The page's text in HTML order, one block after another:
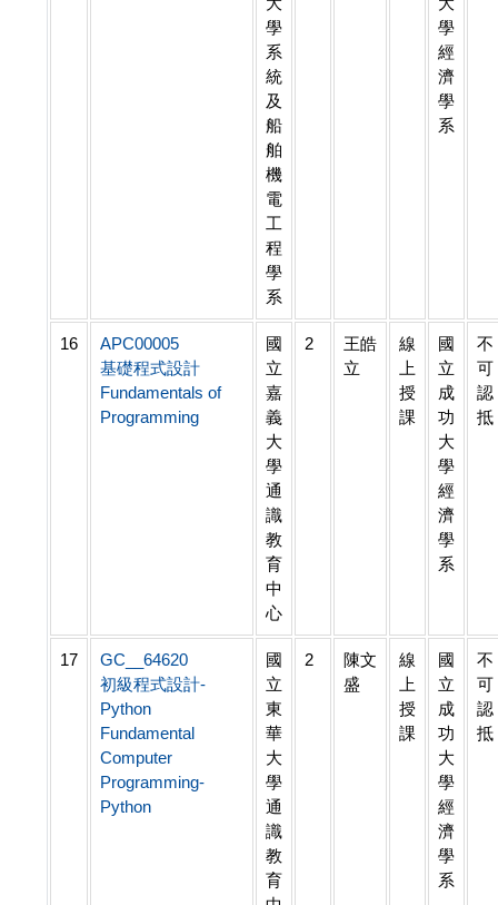
學
系
統
及
船
舶
機
電
工
程
學
系
學
經
濟
學
系
16
APC00005
基礎程式設計
Fundamentals of
Programming
國
立
嘉
義
大
學
通
識
教
育
中
心
2
王皓
立
線
上
授
課
國
立
成
功
大
學
經
濟
學
系
不
可
認
抵
17
GC__64620
初級程式設計-
Python
Fundamental
Computer
Programming-
Python
國
立
東
華
大
學
通
識
教
育
2
陳文
盛
線
上
授
課
國
立
成
功
大
學
經
濟
學
系
不
可
認
抵